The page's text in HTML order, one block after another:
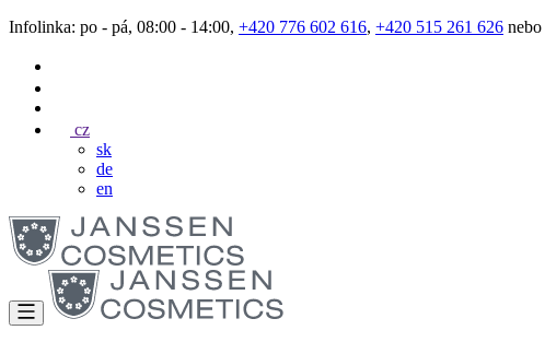
Infolinka: po - pá, 08:00 - 14:00, +420 776 602 616, +420 515 261 626 nebo
cz
sk
de
en